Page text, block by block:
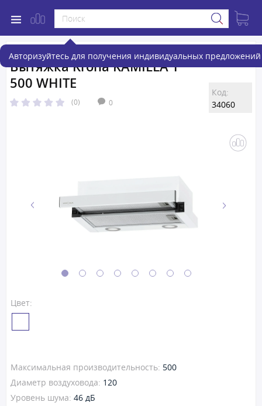
Авторизуйтесь для получения индивидуальных предложений
Вытяжка Krona KAMILLA T
500 WHITE
(0) 0
Код:
34060
Цвет:
Максимальная производительность: 500
Диаметр воздуховода: 120
Уровень шума: 46 дБ